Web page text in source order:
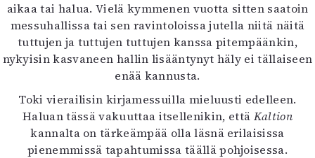
aikaa tai halua. Vielä kymmenen vuotta sitten saatoin
messuhallissa tai sen ravintoloissa jutella niitä näitä
tuttujen ja tuttujen tuttujen kanssa pitempäänkin,
nykyisin kasvaneen hallin lisääntynyt häly ei tällaiseen
enää kannusta.
Toki vierailisin kirjamessuilla mieluusti edelleen.
Haluan tässä vakuuttaa itsellenikin, että Kaltion
kannalta on tärkeämpää olla läsnä erilaisissa
pienemmissä tapahtumissa täällä pohjoisessa.